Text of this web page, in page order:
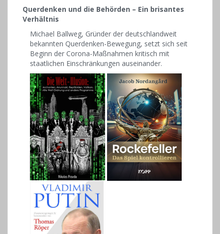
Querdenken und die Behörden – Ein brisantes
Verhältnis
Michael Ballweg, Gründer der deutschlandweit
bekannten Querdenken-Bewegung, setzt sich seit
Beginn der Corona-Maßnahmen kritisch mit
staatlichen Einschränkungen auseinander.